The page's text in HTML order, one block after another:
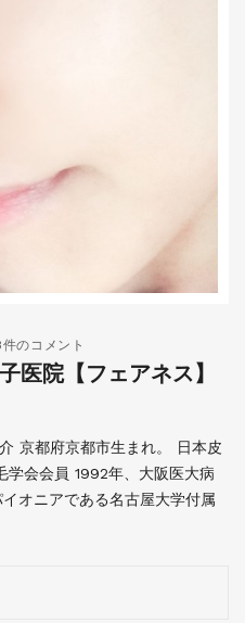
件のコメント
医院【フェアネス】
京都府京都市生まれ。 日本皮
学会会員 1992年、大阪医大病
オニアである名古屋大学付属